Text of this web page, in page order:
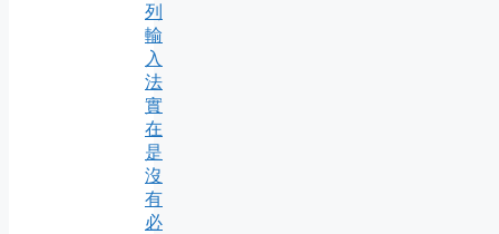
列
輸
入
法
實
在
是
沒
有
必